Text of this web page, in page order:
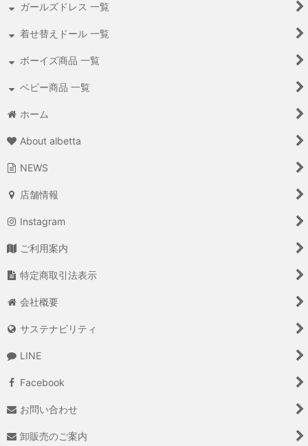
ガールズドレス 一覧
着せ替えドール 一覧
ボーイズ商品 一覧
ベビー商品 一覧
ホーム
About albetta
NEWS
店舗情報
Instagram
ご利用案内
特定商取引法表示
会社概要
サステナビリティ
LINE
Facebook
お問い合わせ
卸販売のご案内